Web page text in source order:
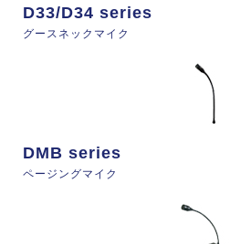
D33/D34 series
グースネックマイク
DMB series
ページングマイク